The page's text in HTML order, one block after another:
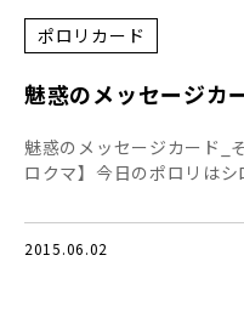
ポロリカード
魅惑のメッセージカ
魅惑のメッセージカード_
ロクマ】今日のポロリはシ
2015.06.02